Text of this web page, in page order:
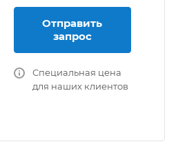
Отправить
запрос
Специальная цена
для наших клиентов